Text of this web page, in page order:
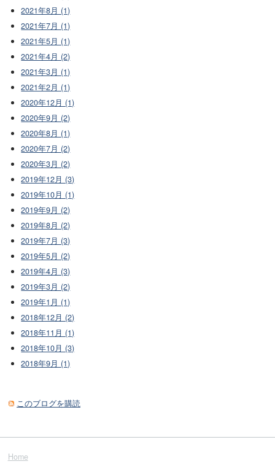
2021年8月 (1)
2021年7月 (1)
2021年5月 (1)
2021年4月 (2)
2021年3月 (1)
2021年2月 (1)
2020年12月 (1)
2020年9月 (2)
2020年8月 (1)
2020年7月 (2)
2020年3月 (2)
2019年12月 (3)
2019年10月 (1)
2019年9月 (2)
2019年8月 (2)
2019年7月 (3)
2019年5月 (2)
2019年4月 (3)
2019年3月 (2)
2019年1月 (1)
2018年12月 (2)
2018年11月 (1)
2018年10月 (3)
2018年9月 (1)
このブログを購読
Home